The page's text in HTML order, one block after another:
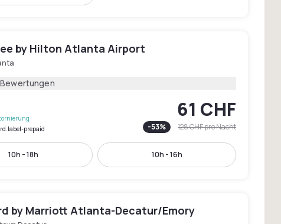
by Hilton Atlanta Airport
Bewertungen
prepaid
61 CHF
-53% 128 CHFpro Nacht
10h - 18h 10h - 16h
by Marriott Atlanta-Decatur/Emory